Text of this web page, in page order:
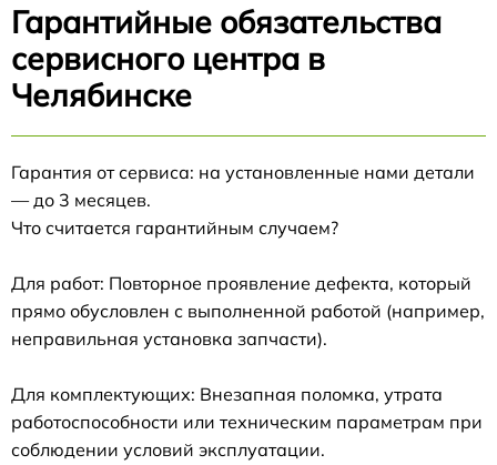
Гарантийные обязательства
сервисного центра в
Челябинске
Гарантия от сервиса: на установленные нами детали
— до 3 месяцев.
Что считается гарантийным случаем?
Для работ: Повторное проявление дефекта, который
прямо обусловлен с выполненной работой (например,
неправильная установка запчасти).
Для комплектующих: Внезапная поломка, утрата
работоспособности или техническим параметрам при
соблюдении условий эксплуатации.